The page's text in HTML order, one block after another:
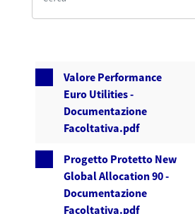
Valore Performance
Euro Utilities -
Documentazione
Facoltativa.pdf
Progetto Protetto New
Global Allocation 90 -
Documentazione
Facoltativa.pdf